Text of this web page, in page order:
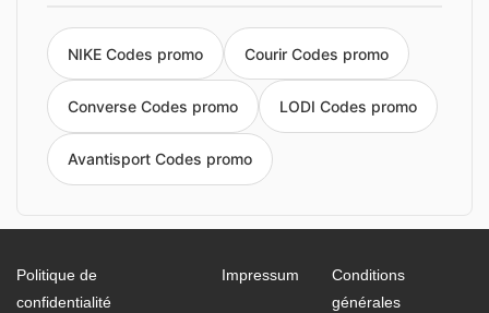
NIKE Codes promo Courir Codes promo
Converse Codes promo LODI Codes promo
Avantisport Codes promo
Politique de
confidentialité
Impressum
Conditions
générales